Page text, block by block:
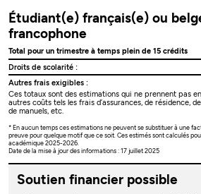
Étudiant(e) français(e) ou
francophone
Total pour un trimestre à temps plein de 15 crédits
Droits de scolarité :
Autres frais exigibles :
Ces totaux sont des estimations qui ne prennent pas
autres coûts tels les frais d’assurances, de résidence,
de manuels, etc.
* En aucun temps ces estimations ne peuvent se substituer à une
preuve pour quelque motif que ce soit. Ces estimés sont calculés
académique 2025-2026.
Date de la mise à jour des informations : 17 juillet 2025
Soutien financier possible